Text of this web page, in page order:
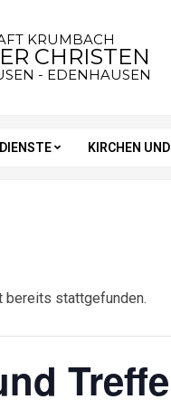
KRUMBACH
CHRISTEN
- EDENHAUSEN
KIRCHEN
bereits stattgefunden.